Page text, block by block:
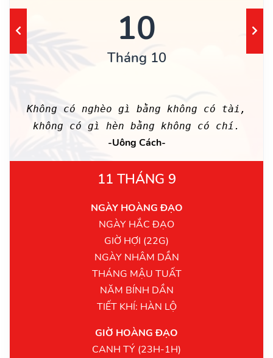
10
Tháng 10
Không có nghèo gì bằng không có tài,
không có gì hèn bằng không có chí.
-Uông Cách-
11 THÁNG 9
NGÀY HOÀNG ĐẠO
NGÀY HẮC ĐẠO
GIỜ HỢI (22G)
NGÀY NHÂM DẦN
THÁNG MẬU TUẤT
NĂM BÍNH DẦN
TIẾT KHÍ: HÀN LỘ
GIỜ HOÀNG ĐẠO
CANH TÝ (23H-1H)